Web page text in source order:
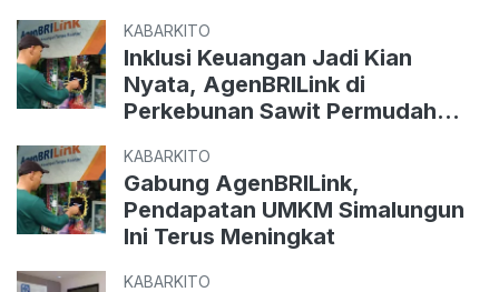
KABARKITO
Inklusi Keuangan Jadi Kian
Nyata, AgenBRILink di
Perkebunan Sawit Permudah
KABARKITO
Gabung AgenBRILink,
Pendapatan UMKM Simalungun
Ini Terus Meningkat
KABARKITO